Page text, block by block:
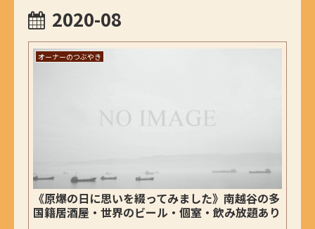
2020-08
オーナーのつぶやき
《原爆の日に思いを綴ってみました》南越谷の多
国籍居酒屋・世界のビール・個室・飲み放題あり